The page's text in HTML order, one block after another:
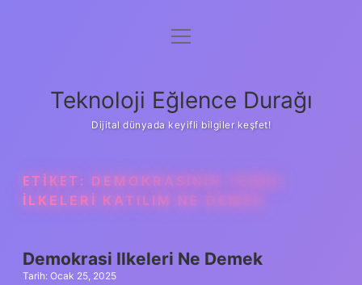
Anasayfa
Yasal Uyarı
menüyü
Teknoloji Eğlence Durağı
Dijital dünyada keyifli bilgiler keşfet!
ETIKET: DEMOKRASININ TEMEL
ILKELERI KATILIM NE DEMEK
Demokrasi Ilkeleri Ne Demek
Tarih: Ocak 25, 2025